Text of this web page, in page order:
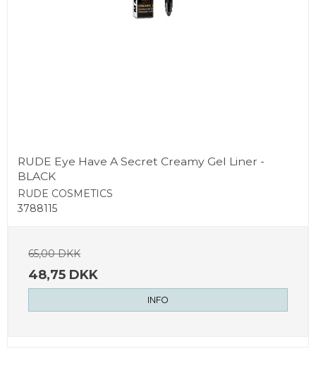
RUDE Eye Have A Secret Creamy Gel Liner -
BLACK
RUDE COSMETICS
3788115
65,00 DKK
48,75 DKK
INFO